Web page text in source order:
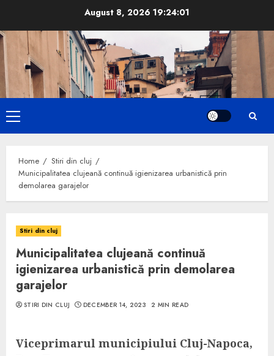
content
August 8, 2026 19:24:02
Primary
Menu
Home
Stiri din cluj
Municipalitatea clujeană continuă igienizarea urbanistică prin
demolarea garajelor
Stiri din cluj
Municipalitatea clujeană continuă
igienizarea urbanistică prin demolarea
garajelor
STIRI DIN CLUJ DECEMBER 14, 2023 2 MIN READ
Viceprimarul municipiului Cluj-Napoca,